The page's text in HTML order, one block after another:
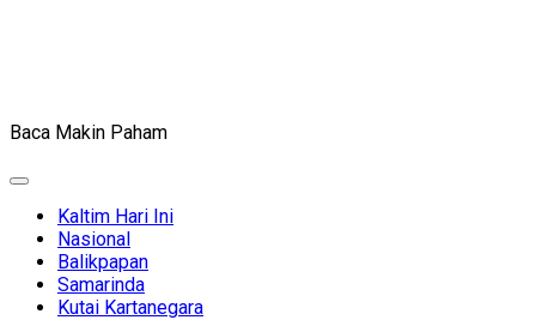
Baca Makin Paham
Expand
Current
Page
Parent
Kaltim Hari Ini
Nasional
Balikpapan
Samarinda
Kutai Kartanegara